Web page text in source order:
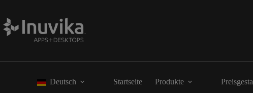
Deutsch Startseite Produkte